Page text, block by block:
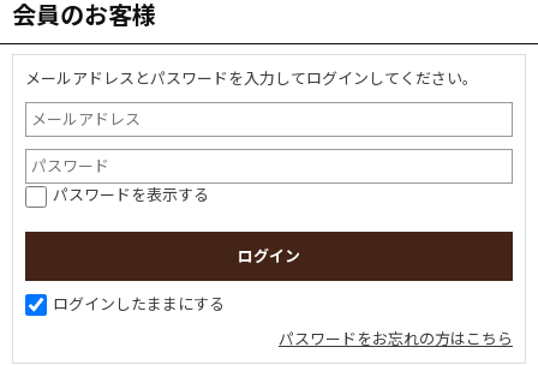
会員のお客様
メールアドレスとパスワードを入力してログインしてください。
パスワードを表示する
ログインしたままにする
パスワードをお忘れの方はこちら